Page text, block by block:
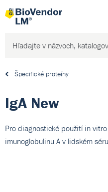
Špecifické proteíny
IgA New
Pro diagnostické použití in
imunoglobulinu A v lidském